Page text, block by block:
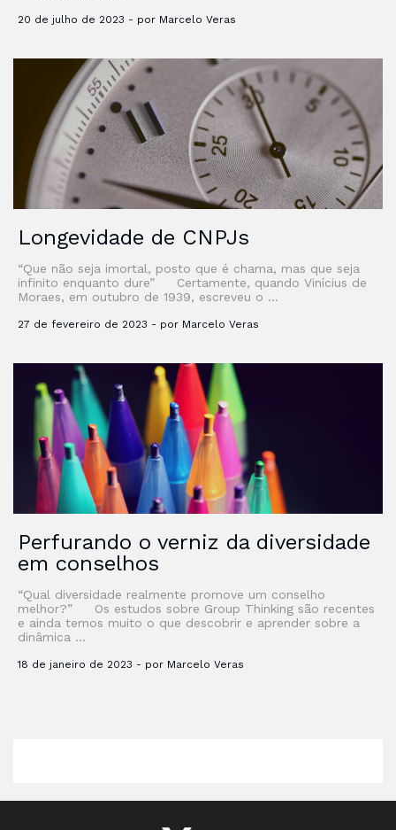
20 de julho de 2023 - por Marcelo Veras
Longevidade de CNPJs
“Que não seja imortal, posto que é chama, mas que seja
infinito enquanto dure” Certamente, quando Vinícius de
Moraes, em outubro de 1939, escreveu o …
27 de fevereiro de 2023 - por Marcelo Veras
Perfurando o verniz da diversidade
em conselhos
“Qual diversidade realmente promove um conselho
melhor?” Os estudos sobre Group Thinking são recentes
e ainda temos muito o que descobrir e aprender sobre a
dinâmica …
18 de janeiro de 2023 - por Marcelo Veras